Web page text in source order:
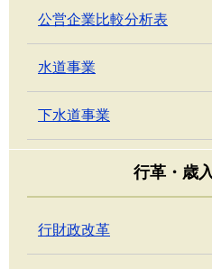
公営企業比較分析表
水道事業
下水道事業
行革・歳
行財政改革